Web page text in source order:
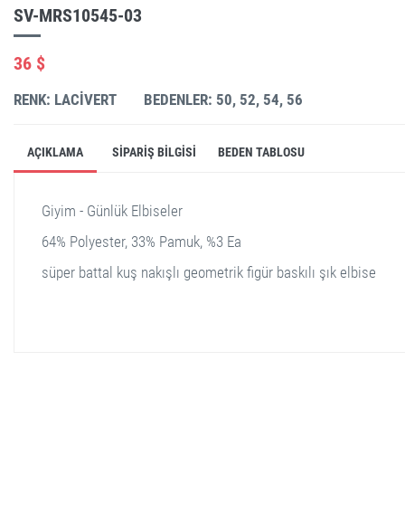
SV-MRS10545-03
36 $
RENK: LACIVERT BEDENLER: 50, 52, 54, 56
AÇIKLAMA SIPARIŞ BILGISI BEDEN TABLOSU
Giyim - Günlük Elbiseler
64% Polyester, 33% Pamuk, %3 Ea
süper battal kuş nakışlı geometrik figür baskılı şık elbise